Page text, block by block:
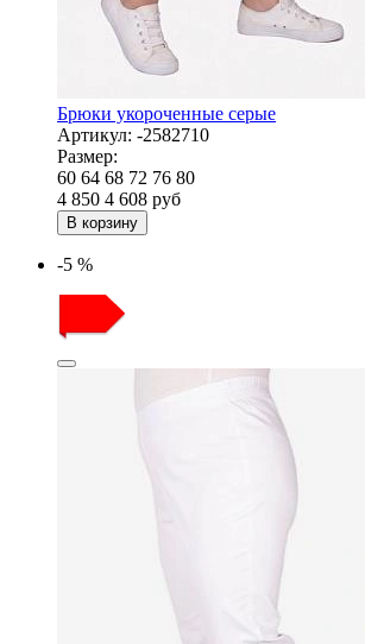
Брюки укороченные серые
Артикул: -2582710
Размер:
60 64 68 72 76 80
4 850 4 608 руб
В корзину
-5 %